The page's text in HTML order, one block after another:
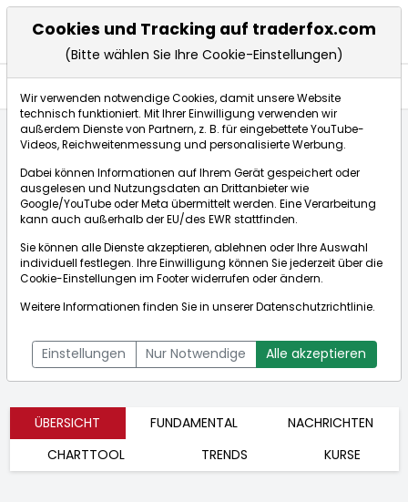
Börse:
US69344D4088]
Aktienkurse
Bid:17,200€Ask:17,500€
ÜBERSICHT FUNDAMENTAL
NACHRICHTEN
CHARTTOOL
TRENDS KURSE
Cookies und Tracking auf traderfox.com
(Bitte wählen Sie Ihre Cookie-Einstellungen)
Wir verwenden notwendige Cookies, damit unsere Website
technisch funktioniert. Mit Ihrer Einwilligung verwenden wir
außerdem Dienste von Partnern, z. B. für eingebettete YouTube-
Videos, Reichweitenmessung und personalisierte Werbung.
Dabei können Informationen auf Ihrem Gerät gespeichert oder
ausgelesen und Nutzungsdaten an Drittanbieter wie
Google/YouTube oder Meta übermittelt werden. Eine Verarbeitung
kann auch außerhalb der EU/des EWR stattfinden.
Sie können alle Dienste akzeptieren, ablehnen oder Ihre Auswahl
individuell festlegen. Ihre Einwilligung können Sie jederzeit über die
Cookie-Einstellungen im Footer widerrufen oder ändern.
Weitere Informationen finden Sie in unsererDatenschutzrichtlinie.
Einstellungen Nur Notwendige Alle akzeptieren